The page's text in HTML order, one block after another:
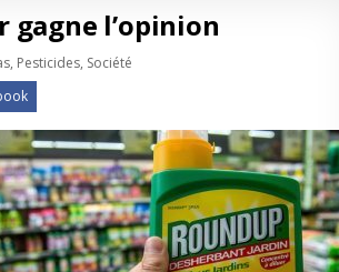
gagne l’opinion
, Pesticides, Société